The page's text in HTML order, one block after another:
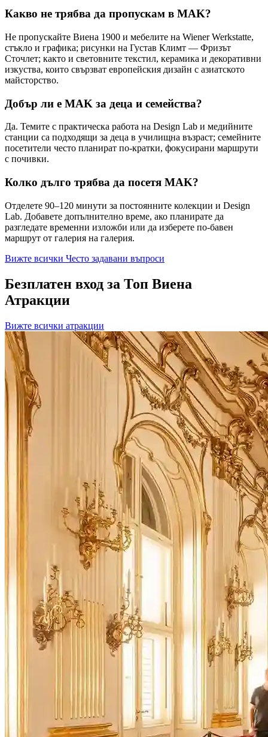
Какво не трябва да пропускам в MAK?
Не пропускайте Виена 1900 и мебелите на Wiener Werkstatte,
стъкло и графика; рисунки на Густав Климт — Фризът
Сточлет; както и световните текстил, керамика и декоративни
изкуства, които свързват европейския дизайн с азиатското
майсторство.
Добър ли е MAK за деца и семейства?
Да. Темите с практическа работа на Design Lab и медийните
станции са подходящи за деца в училищна възраст; семейните
посетители често планират по-кратки, фокусирани маршрути
с почивки.
Колко дълго трябва да посетя MAK?
Отделете 90–120 минути за постоянните колекции и Design
Lab. Добавете допълнително време, ако планирате да
разгледате временни изложби или да изберете по-бавен
маршрут от галерия на галерия.
Вижте всички Често задавани въпроси
Безплатен вход за Топ Виена
Атракции
Вижте всички атракции